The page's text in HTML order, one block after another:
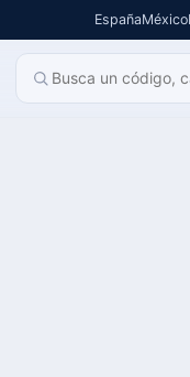
EspañaMéxico